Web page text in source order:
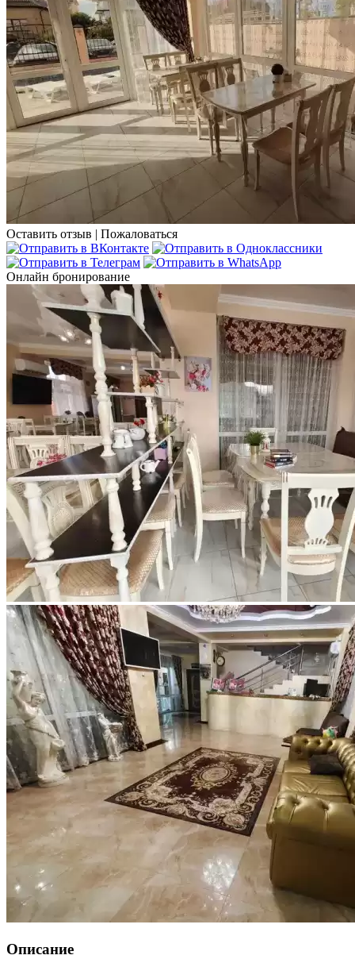
Оставить отзыв | Пожаловаться
Онлайн бронирование
Описание